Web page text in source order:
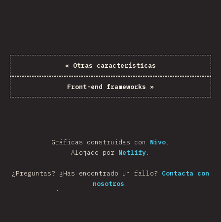
« Otras características
Front-end frameworks »
Gráficas construidas con Nivo.
Alojado por Netlify.
¿Preguntas? ¿Has encontrado un fallo? Contacta con
nosotros .